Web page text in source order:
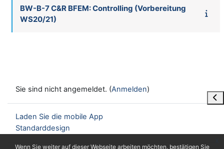
Wenn Sie weiter auf dieser Webseite arbeiten möchten, bestätigen Sie
BW-B-7 C&R BFEM: Controlling (Vorbereitung
WS20/21)
Sie sind nicht angemeldet. (Anmelden)
Laden Sie die mobile App
Standarddesign